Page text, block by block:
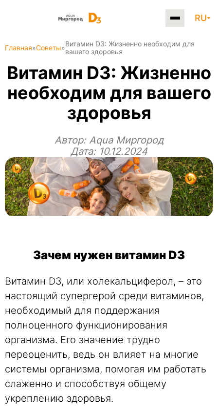
RU
Главная»Советы»Витамин D3: Жизненно необходим для
вашего здоровья
Витамин D3: Жизненно
необходим для вашего
здоровья
Автор:Aqua Миргород
Дата: 10.12.2024
Зачем нужен витамин D3
Витамин D3, или холекальциферол, – это
настоящий супергерой среди витаминов,
необходимый для поддержания
полноценного функционирования
организма. Его значение трудно
переоценить, ведь он влияет на многие
системы организма, помогая им работать
слаженно и способствуя общему
укреплению здоровья.